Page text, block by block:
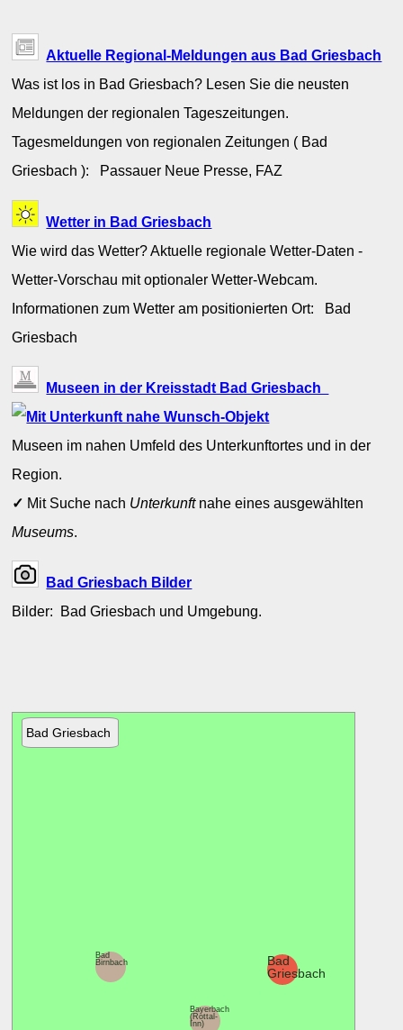
Aktuelle Regional-Meldungen aus Bad Griesbach
Was ist los in Bad Griesbach? Lesen Sie die neusten
Meldungen der regionalen Tageszeitungen.
Tagesmeldungen von regionalen Zeitungen ( Bad
Griesbach ): Passauer Neue Presse, FAZ
Wetter in Bad Griesbach
Wie wird das Wetter? Aktuelle regionale Wetter-Daten -
Wetter-Vorschau mit optionaler Wetter-Webcam.
Informationen zum Wetter am positionierten Ort: Bad
Griesbach
Museen in der Kreisstadt Bad Griesbach
Museen im nahen Umfeld des Unterkunftortes und in der
Region.
✓ Mit Suche nach Unterkunftnahe eines ausgewählten
Museums.
Bad Griesbach Bilder
Bilder: Bad Griesbach und Umgebung.
Bad Griesbach
Bayerbach
(Rottal-
Inn)
Bad
Birnbach
Bad
Griesbach